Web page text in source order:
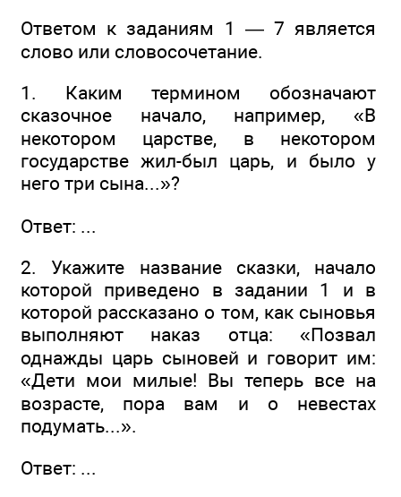
Ответом к заданиям 1 — 7 является
слово или словосочетание.
1. Каким термином обозначают
сказочное начало, например, «В
некотором царстве, в некотором
государстве жил-был царь, и было у
него три сына...»?
Ответ: ...
2. Укажите название сказки, начало
которой приведено в задании 1 и в
которой рассказано о том, как сыновья
выполняют наказ отца: «Позвал
однажды царь сыновей и говорит им:
«Дети мои милые! Вы теперь все на
возрасте, пора вам и о невестах
подумать...».
Ответ: ...